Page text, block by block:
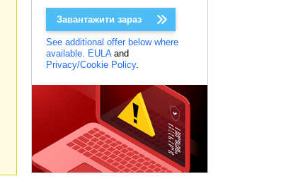
Завантажити зараз
See additional offer below where
available. EULAand
Privacy/Cookie Policy.